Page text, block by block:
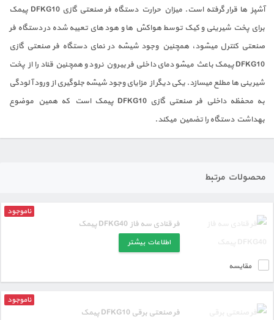
آشپز ها قرار گرفته است. میزان حرارت دستگاه فر صنعتی گازی DFKG10 پیمک
برای پخت شیرینی و کیک توسط هواکش ها و هود های تعبیه شده در دستگاه فر
صنعتی کنترل میشود، همچنین وجود شیشه در نمای دستگاه فر صنعتی گازی
DFKG10 پیمک باعث میشو دمای داخلی فر بیرون نرود و همچنین قناد را از پخت
شیرینی ها مطلع میسازد. یکی دیگر از مزایای وجود شیشه جلوگیری از ورود آلودگی
به محفظه داخلی فر صنعتی گازی DFKG10 پیمک است که همین موضوع
بهداشت دستگاه را تضمین میکند.
محصولات مرتبط
فر قنادی سه فاز DFKG40 پیمک
ناموجود
اطلاعات بیشتر
مقایسه
فر صنعتی برقی DFKG10 پیمک
ناموجود